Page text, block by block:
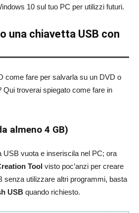
10 sul tuo PC per utilizzi futuri.
una chiavetta USB con
come fare per salvarla su un DVD o
Qui troverai spiegato come fare in
almeno 4 GB)
USB vuota e inseriscila nel PC; ora
Tool visto poc’anzi per creare
senza utilizzare altri programmi, basta
USB quando richiesto.